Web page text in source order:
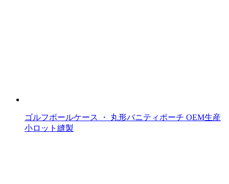
ゴルフボールケース ・ 丸形バニティポーチ OEM生産
小ロット縫製